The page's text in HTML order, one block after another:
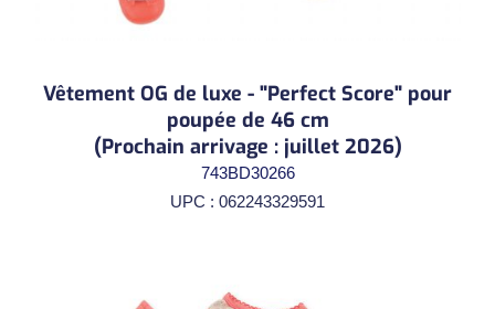
Vêtement OG de luxe - "Perfect Score" pour
poupée de 46 cm
(Prochain arrivage : juillet 2026)
743BD30266
UPC : 062243329591